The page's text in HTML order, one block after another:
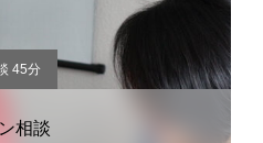
45分
相談